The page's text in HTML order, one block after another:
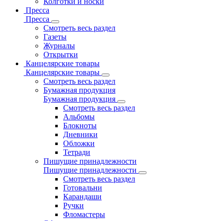
Пресса
Пресса
Смотреть весь раздел
Газеты
Журналы
Открытки
Канцелярские товары
Канцелярские товары
Смотреть весь раздел
Бумажная продукция
Бумажная продукция
Смотреть весь раздел
Альбомы
Блокноты
Дневники
Обложки
Тетради
Пишущие принадлежности
Пишущие принадлежности
Смотреть весь раздел
Готовальни
Карандаши
Ручки
Фломастеры